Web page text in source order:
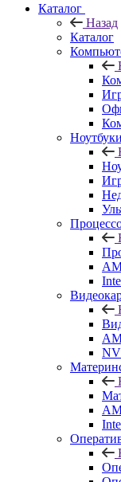
Каталог
Назад
Каталог
Ноутбуки